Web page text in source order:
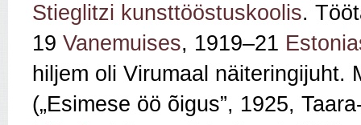
Stieglitzi kunsttööstuskoolis.
19 Vanemuises, 1919–21
hiljem oli Virumaal näiteringijuht.
(„Esimese öö õigus”, 1925,